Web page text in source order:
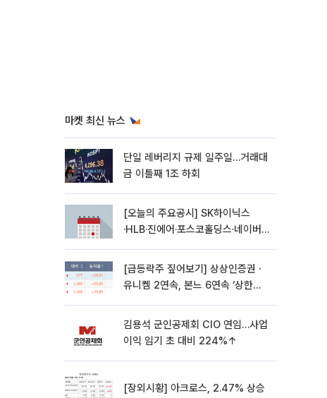
마켓 최신 뉴스
단일 레버리지 규제 일주일…거래대
금 이틀째 1조 하회
[오늘의 주요공시] SK하이닉스
·HLB·진에어·포스코홀딩스·네이버·
[급등락주 짚어보기] 상상인증권ㆍ
유니켐 2연속, 본느 6연속 ‘상한
김용석 군인공제회 CIO 연임…사업
이익 임기 초 대비 224%↑
[장외시황] 아크로스, 2.47% 상승